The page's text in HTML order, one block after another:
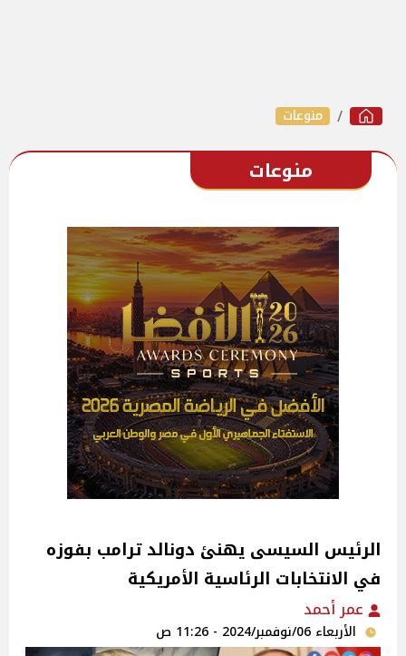
منوعات
منوعات
الرئيس السيسى يهنئ دونالد ترامب بفوزه
في الانتخابات الرئاسية الأمريكية
عمر أحمد
الأربعاء 06/نوفمبر/2024 - 11:26 ص